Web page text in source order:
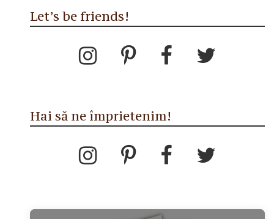
Let’s be friends!
Hai să ne împrietenim!